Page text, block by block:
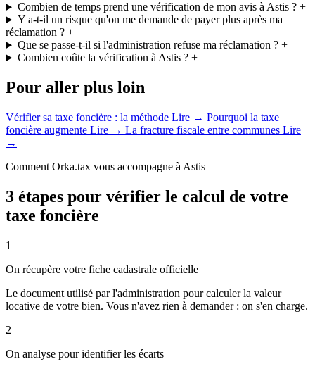
Combien de temps prend une vérification de mon avis à Astis ?+
Y a-t-il un risque qu'on me demande de payer plus après ma
réclamation ? +
Que se passe-t-il si l'administration refuse ma réclamation ?+
Combien coûte la vérification à Astis ?+
Pour aller plus loin
Vérifier sa taxe foncière : la méthode Lire → Pourquoi la taxe
foncière augmente Lire → La fracture fiscale entre communes Lire
→
Comment Orka.tax vous accompagne à Astis
3 étapes pour vérifier le calcul de votre
taxe foncière
1
On récupère votre fiche cadastrale officielle
Le document utilisé par l'administration pour calculer la valeur
locative de votre bien. Vous n'avez rien à demander : on s'en charge.
2
On analyse pour identifier les écarts